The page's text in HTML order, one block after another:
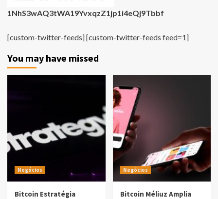
1NhS3wAQ3tWA19YvxqzZ1jp1i4eQj9Tbbf
[custom-twitter-feeds] [custom-twitter-feeds feed=1]
You may have missed
Negócios
Bitcoin Estratégia
Negócios
Bitcoin Méliuz Amplia